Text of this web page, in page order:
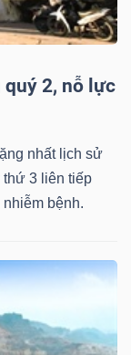
2, nỗ lực
nhất lịch sử
thứ 3 liên tiếp
bệnh.